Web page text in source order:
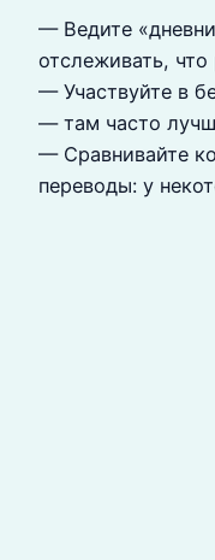
— Ведите
отслеживать, что
— Участвуйте в
— там часто
— Сравнивайте
переводы: у